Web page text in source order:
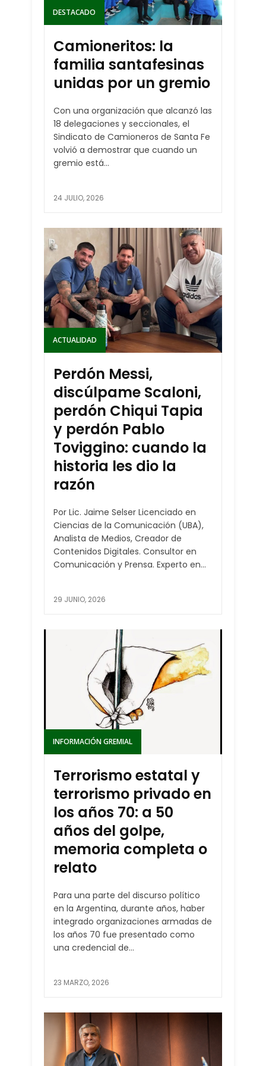
DESTACADO
Camioneritos: la
familia santafesinas
unidas por un gremio
Con una organización que alcanzó las
18 delegaciones y seccionales, el
Sindicato de Camioneros de Santa Fe
volvió a demostrar que cuando un
gremio está...
24 JULIO, 2026
ACTUALIDAD
Perdón Messi,
discúlpame Scaloni,
perdón Chiqui Tapia
y perdón Pablo
Toviggino: cuando la
historia les dio la
razón
Por Lic. Jaime Selser Licenciado en
Ciencias de la Comunicación (UBA),
Analista de Medios, Creador de
Contenidos Digitales. Consultor en
Comunicación y Prensa. Experto en...
29 JUNIO, 2026
INFORMACIÓN GREMIAL
Terrorismo estatal y
terrorismo privado en
los años 70: a 50
años del golpe,
memoria completa o
relato
Para una parte del discurso político
en la Argentina, durante años, haber
integrado organizaciones armadas de
los años 70 fue presentado como
una credencial de...
23 MARZO, 2026